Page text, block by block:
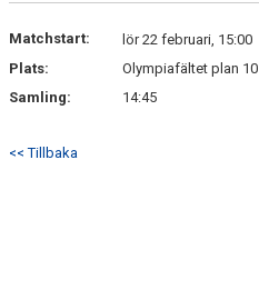
TRUPPEN
Matchstart:
lör 22 februari, 15:00
Plats:
Olympiafältet plan 10
Samling:
14:45
<< Tillbaka